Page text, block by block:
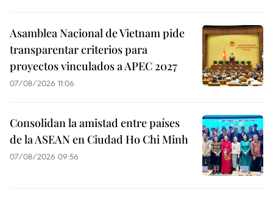
Asamblea Nacional de Vietnam pide
transparentar criterios para
proyectos vinculados a APEC 2027
07/08/2026 11:06
Consolidan la amistad entre países
de la ASEAN en Ciudad Ho Chi Minh
07/08/2026 09:56